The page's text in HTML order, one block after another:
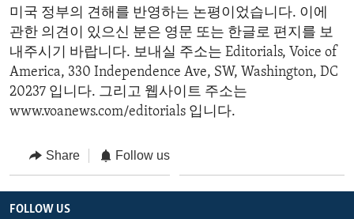
미국 정부의 견해를 반영하는 논평이었습니다. 이에
관한 의견이 있으신 분은 영문 또는 한글로 편지를 보
내주시기 바랍니다. 보내실 주소는 Editorials, Voice of
America, 330 Independence Ave, SW, Washington, DC
20237 입니다. 그리고 웹사이트 주소는
www.voanews.com/editorials 입니다.
Share Follow us
FOLLOW US